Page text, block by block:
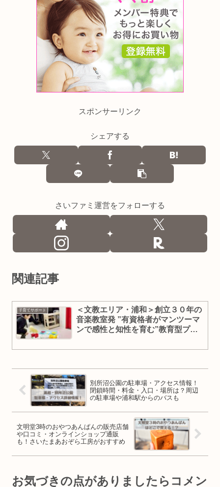
スポンサーリンク
シェアする
さいファミ運営をフォローする
関連記事
子育てサポート
＜文教エリア・浦和＞創立３０年の
音楽教室発 ”有資格者がマンツーマ
ンで感性と知性を育む”教育型プラ
ニ」を開始【PR】
別所沼公園の駐車場・アクセス情報！
閉鎖時間・料金・入口・場所は？周辺
の駐車場や浦和駅からのバスも
文明堂3時のおやつあんぱんの販売店舗
や口コミ・オンラインショップ通販
も！さいたまあおぞら工房がおすすめ
お気づきの点がありましたらコメン